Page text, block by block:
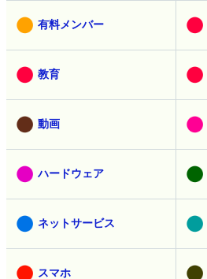
有料メンバー
教育
動画
ハードウェア
ネットサービス
スマホ